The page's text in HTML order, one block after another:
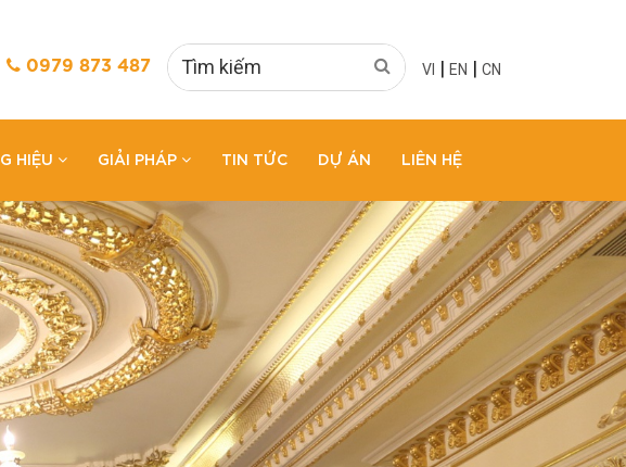
VI | EN | CN
0979 873 487
HIỆU GIẢI PHÁP TIN TỨC DỰ ÁN LIÊN HỆ